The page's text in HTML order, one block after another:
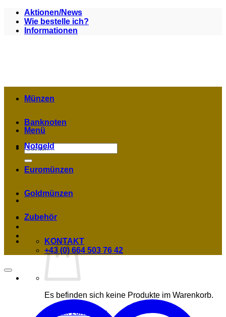
Zum
Inhalt
springen
Aktionen/News
Wie bestelle ich?
Informationen
Menü
Suchen
nach:
Es befinden sich keine Produkte im Warenkorb.
Zurück zum Shop
Münzen
Banknoten
Notgeld
Euromünzen
Goldmünzen
Zubehör
KONTAKT
+43 (0) 664 503 76 42